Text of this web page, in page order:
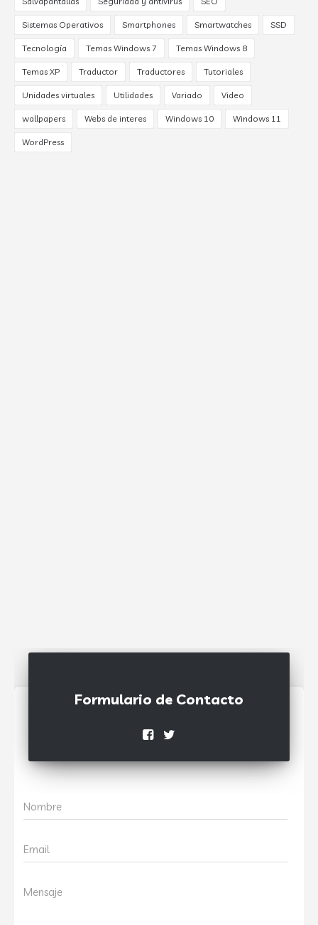
Sistemas Operativos Smartphones Smartwatches SSD
Tecnología Temas Windows 7 Temas Windows 8
Temas XP Traductor Traductores Tutoriales
Unidades virtuales Utilidades Variado Video
wallpapers Webs de interes Windows 10 Windows 11
WordPress
Formulario de Contacto
Nombre
Email
Mensaje